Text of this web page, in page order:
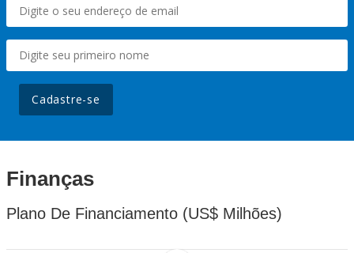
Cadastre-se
Finanças
Plano De Financiamento (US$ Milhões)